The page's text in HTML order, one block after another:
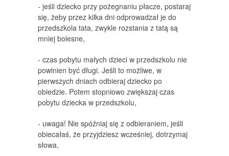
- jeśli dziecko przy pożegnaniu płacze, postaraj
się, żeby przez kilka dni odprowadzał je do
przedszkola tata, zwykle rozstania z tatą są
mniej bolesne,
- czas pobytu małych dzieci w przedszkolu nie
powinien być długi. Jeśli to możliwe, w
pierwszych dniach odbieraj dziecko po
obiedzie. Potem stopniowo zwiększaj czas
pobytu dziecka w przedszkolu,
- uwaga! Nie spóźniaj się z odbieraniem, jeśli
obiecałaś, że przyjdziesz wcześniej, dotrzymaj
słowa,